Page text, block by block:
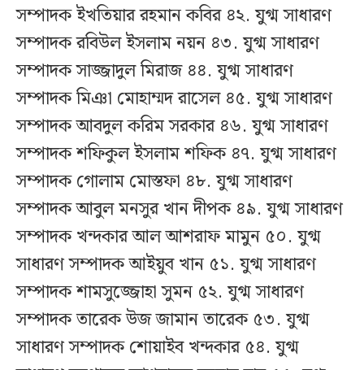
সম্পাদক ইখতিয়ার রহমান কবির ৪২. যুগ্ম সাধারণ
সম্পাদক রবিউল ইসলাম নয়ন ৪৩. যুগ্ম সাধারণ
সম্পাদক সাজ্জাদুল মিরাজ ৪৪. যুগ্ম সাধারণ
সম্পাদক মিঞা মোহাম্মদ রাসেল ৪৫. যুগ্ম সাধারণ
সম্পাদক আবদুল করিম সরকার ৪৬. যুগ্ম সাধারণ
সম্পাদক শফিকুল ইসলাম শফিক ৪৭. যুগ্ম সাধারণ
সম্পাদক গোলাম মোস্তফা ৪৮. যুগ্ম সাধারণ
সম্পাদক আবুল মনসুর খান দীপক ৪৯. যুগ্ম সাধারণ
সম্পাদক খন্দকার আল আশরাফ মামুন ৫০. যুগ্ম
সাধারণ সম্পাদক আইয়ুব খান ৫১. যুগ্ম সাধারণ
সম্পাদক শামসুজ্জোহা সুমন ৫২. যুগ্ম সাধারণ
সম্পাদক তারেক উজ জামান তারেক ৫৩. যুগ্ম
সাধারণ সম্পাদক শোয়াইব খন্দকার ৫৪. যুগ্ম